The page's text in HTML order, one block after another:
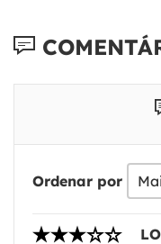
Ordenar por